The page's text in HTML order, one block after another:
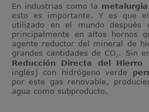
En industrias como la metalurgia
esto es importante. Y es que
utilizado en el mundo después
principalmente en altos hornos
agente reductor del mineral de
grandes cantidades de CO₂. Sin
Reducción Directa del Hierro
inglés) con hidrógeno verde
por este gas renovable,
agua como subproducto.